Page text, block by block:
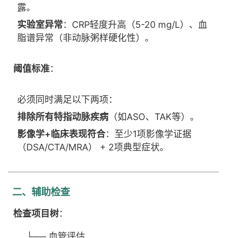
露。
实验室异常：CRP轻度升高（5-20 mg/L）、血
脂谱异常（非动脉粥样硬化性）。
阈值标准：
必须同时满足以下两项：
排除所有特指动脉疾病（如ASO、TAK等）。
影像学+临床表现符合：至少1项影像学证据
（DSA/CTA/MRA） + 2项典型症状。
二、辅助检查
检查项目树：